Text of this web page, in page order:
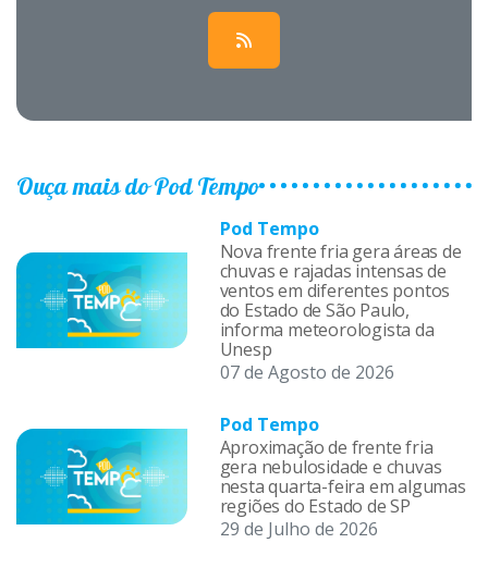
Ouça mais do Pod Tempo
Pod Tempo
Nova frente fria gera áreas de
chuvas e rajadas intensas de
ventos em diferentes pontos
do Estado de São Paulo,
informa meteorologista da
Unesp
07 de Agosto de 2026
Pod Tempo
Aproximação de frente fria
gera nebulosidade e chuvas
nesta quarta-feira em algumas
regiões do Estado de SP
29 de Julho de 2026